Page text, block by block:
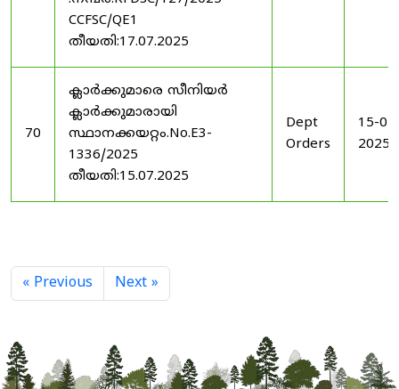
CCFSC/QE1
തീയതി:17.07.2025
70
ക്ലാർക്കുമാരെ സീനിയർ
ക്ലാർക്കുമാരായി
സ്ഥാനക്കയറ്റം.No.E3-
1336/2025
തീയതി:15.07.2025
Dept
Orders
15-
2025
« Previous Next »